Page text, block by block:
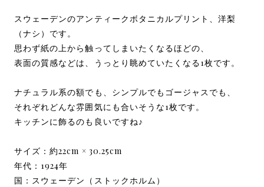
スウェーデンのアンティークボタニカルプリント、洋梨
（ナシ）です。
思わず紙の上から触ってしまいたくなるほどの、
表面の質感などは、うっとり眺めていたくなる1枚です。
ナチュラル系の額でも、シンプルでもゴージャスでも、
それぞれどんな雰囲気にも合いそうな1枚です。
キッチンに飾るのも良いですね♪
サイズ：約22cm × 30.25cm
年代：1924年
国：スウェーデン（ストックホルム）